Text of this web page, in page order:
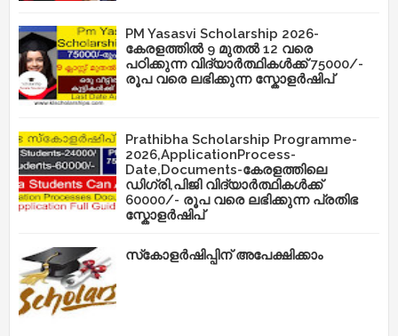
PM Yasasvi Scholarship 2026-
കേരളത്തിൽ 9 മുതൽ 12 വരെ
പഠിക്കുന്ന വിദ്യാർത്ഥികൾക്ക് 75000/-
രൂപ വരെ ലഭിക്കുന്ന സ്കോളർഷിപ്
Prathibha Scholarship Programme-
2026,ApplicationProcess-
Date,Documents-കേരളത്തിലെ
ഡിഗ്രി,പിജി വിദ്യാർത്ഥികൾക്ക്
60000/- രൂപ വരെ ലഭിക്കുന്ന പ്രതിഭ
സ്കോളർഷിപ്
സ്‌കോളർഷിപ്പിന് അപേക്ഷിക്കാം